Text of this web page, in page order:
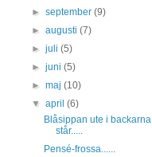
►september(9)
►augusti(7)
►juli(5)
►juni(5)
►maj(10)
▼april(6)
Blåsippan ute i backarna
står.....
Pensé-frossa......